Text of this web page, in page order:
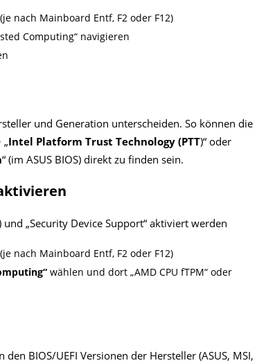
nach Mainboard Entf, F2 oder F12)
Computing“ navigieren
und Generation unterscheiden. So können die
„Intel Platform Trust Technology (PTT)“ oder
“ (im ASUS BIOS) direkt zu finden sein.
„Security Device Support“ aktiviert werden
nach Mainboard Entf, F2 oder F12)
wählen und dort „AMD CPU fTPM“ oder
BIOS/UEFI Versionen der Hersteller (ASUS, MSI,